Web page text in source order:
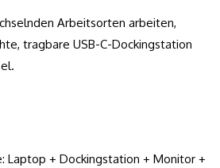
Arbeitsorten arbeiten,
tragbare USB-C-Dockingstation
Laptop + Dockingstation + Monitor +